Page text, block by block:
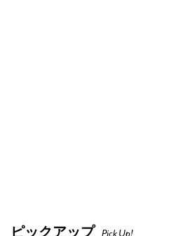
ピックアップ Pick Up!